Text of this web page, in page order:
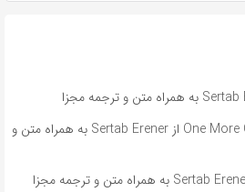
آهنگ ترکی One More Cup of Coffee از Sertab Erener به همراه متن و